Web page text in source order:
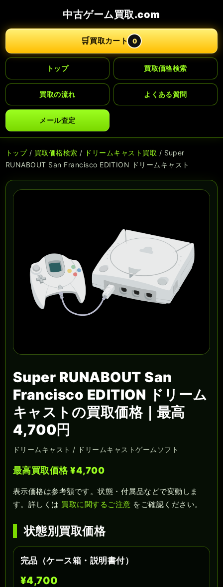
中古ゲーム買取.com
🛒買取カート 0
トップ 買取価格検索
買取の流れ よくある質問
メール査定
トップ/ 買取価格検索 / ドリームキャスト買取 / Super
RUNABOUT San Francisco EDITION ドリームキャスト
Super RUNABOUT San
Francisco EDITION ドリーム
キャストの買取価格｜最高
4,700円
ドリームキャスト / ドリームキャストゲームソフト
最高買取価格 ¥4,700
表示価格は参考額です。状態・付属品などで変動しま
す。詳しくは 買取に関するご注意 をご確認ください。
状態別買取価格
完品（ケース箱・説明書付）
¥4,700